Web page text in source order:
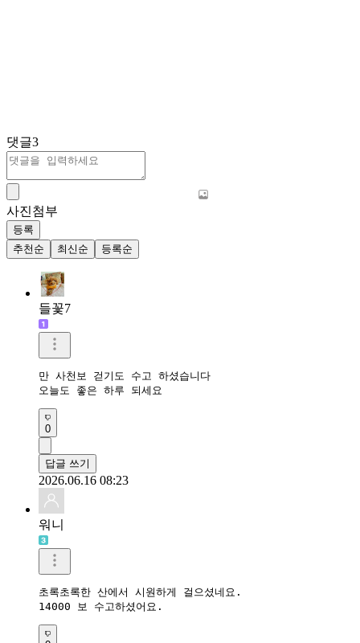
댓글3
사진첨부
등록
추천순
최신순 등록순
들꽃7
만 사천보 걷기도 수고 하셨습니다
오늘도 좋은 하루 되세요
0
답글 쓰기
2026.06.16 08:23
워니
초록초록한 산에서 시원하게 걸으셨네요.
14000 보 수고하셨어요.